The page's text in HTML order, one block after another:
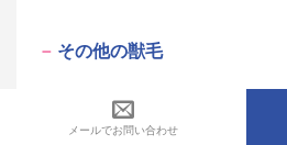
その他の獣毛
これまで紹介してきた獣毛以外にも
ルパカと同属で南米産の
メールでお問い合わせ